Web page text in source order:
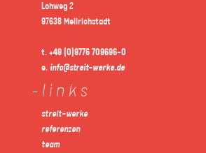
Lohweg 2
97638 Mellrichstadt
t. +49 (0)9776 709696-0
e. info@streit-werke.de
links
streit-werke
referenzen
team